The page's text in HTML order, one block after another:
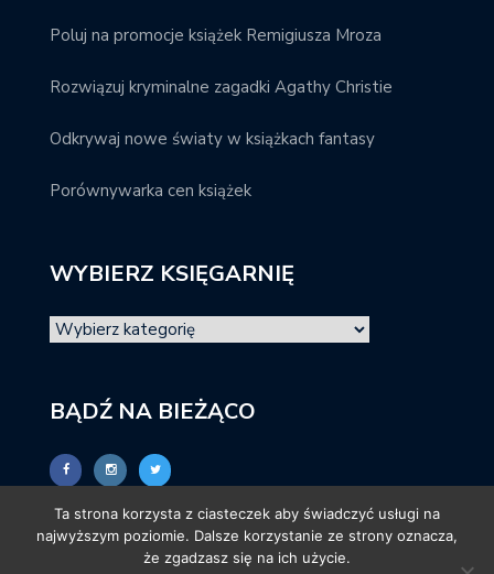
Poluj na promocje książek Remigiusza Mroza
Rozwiązuj kryminalne zagadki Agathy Christie
Odkrywaj nowe światy w książkach fantasy
Porównywarka cen książek
WYBIERZ KSIĘGARNIĘ
BĄDŹ NA BIEŻĄCO
Ta strona korzysta z ciasteczek aby świadczyć usługi na
najwyższym poziomie. Dalsze korzystanie ze strony oznacza,
że zgadzasz się na ich użycie.